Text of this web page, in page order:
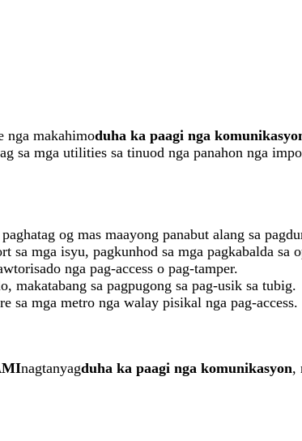
nga makahimoduha ka paagi nga
sa mga utilities sa tinuod nga panahon nga
og mas maayong panabut alang sa
sa mga isyu, pagkunhod sa mga pagkabalda sa
nga pag-access o pag-tamper.
makatabang sa pagpugong sa pag-usik sa tubig.
sa mga metro nga walay pisikal nga pag-access.
nagtanyagduha ka paagi nga komunikasyon,